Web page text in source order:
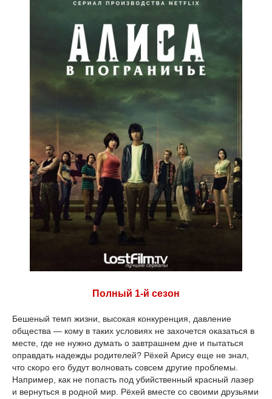
Полный 1-й сезон
Бешеный темп жизни, высокая конкуренция, давление
общества — кому в таких условиях не захочется оказаться в
месте, где не нужно думать о завтрашнем дне и пытаться
оправдать надежды родителей? Рёхей Арису еще не знал,
что скоро его будут волновать совсем другие проблемы.
Например, как не попасть под убийственный красный лазер
и вернуться в родной мир. Рёхей вместе со своими друзьями